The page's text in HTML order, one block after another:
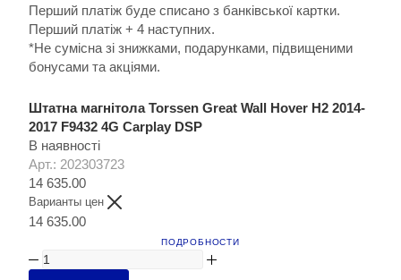
Перший платіж буде списано з банківської картки.
Перший платіж + 4 наступних.
*Не сумісна зі знижками, подарунками, підвищеними
бонусами та акціями.
Штатна магнітола Torssen Great Wall Hover H2 2014-
2017 F9432 4G Carplay DSP
В наявності
Арт.: 202303723
14 635.00
Варианты цен
14 635.00
ПОДРОБНОСТИ